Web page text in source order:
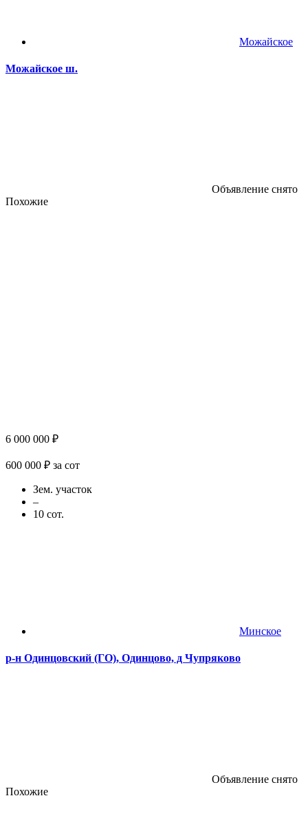
Можайское
Можайское ш.
Объявление снято
Похожие
6 000 000 ₽
600 000 ₽ за сот
Зем. участок
–
10 сот.
Минское
р-н Одинцовский (ГО), Одинцово, д Чупряково
Объявление снято
Похожие